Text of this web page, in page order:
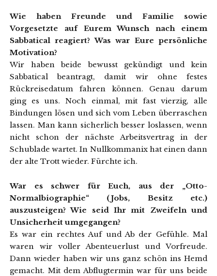
Wie haben Freunde und Familie sowie
Vorgesetzte auf Eurem Wunsch nach einem
Sabbatical reagiert? Was war Eure persönliche
Motivation?
Wir haben beide bewusst gekündigt und kein
Sabbatical beantragt, damit wir ohne festes
Rückreisedatum fahren können. Genau darum
ging es uns. Noch einmal, mit fast vierzig, alle
Bindungen lösen und sich vom Leben überraschen
lassen. Man kann sicherlich besser loslassen, wenn
nicht schon der nächste Arbeitsvertrag in der
Schublade wartet. In Nullkommanix hat einen dann
der alte Trott wieder. Fürchte ich.
War es schwer für Euch, aus der „Otto-
Normalbiographie“ (Jobs, Besitz etc.)
auszusteigen? Wie seid Ihr mit Zweifeln und
Unsicherheit umgegangen?
Es war ein rechtes Auf und Ab der Gefühle. Mal
waren wir voller Abenteuerlust und Vorfreude.
Dann wieder haben wir uns ganz schön ins Hemd
gemacht. Mit dem Abflugtermin war für uns beide